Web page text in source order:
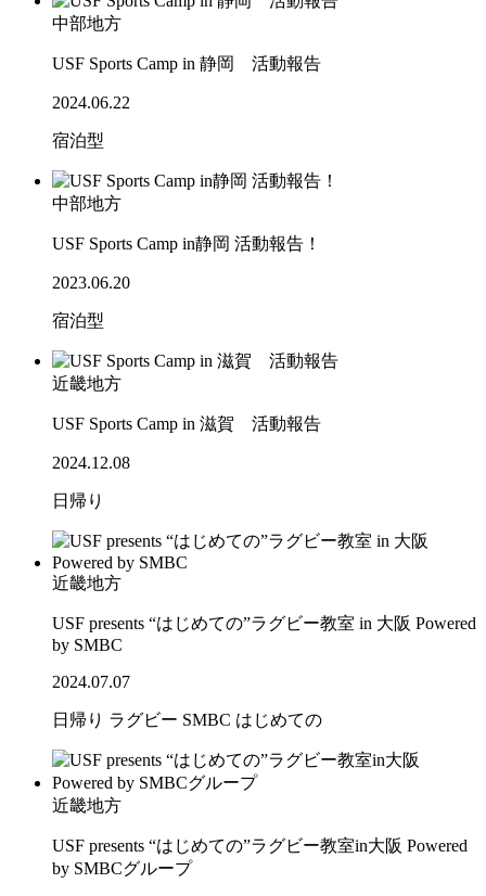
中部地方
USF Sports Camp in 静岡 活動報告
2024.06.22
宿泊型
中部地方
USF Sports Camp in静岡 活動報告！
2023.06.20
宿泊型
近畿地方
USF Sports Camp in 滋賀 活動報告
2024.12.08
日帰り
近畿地方
USF presents “はじめての”ラグビー教室 in 大阪 Powered
by SMBC
2024.07.07
日帰り ラグビー SMBC はじめての
近畿地方
USF presents “はじめての”ラグビー教室in大阪 Powered
by SMBCグループ